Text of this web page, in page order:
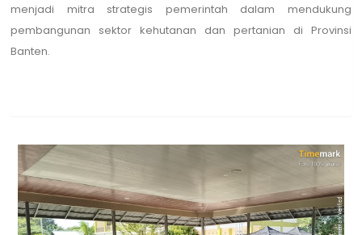
menjadi mitra strategis pemerintah dalam mendukung
pembangunan sektor kehutanan dan pertanian di Provinsi
Banten.